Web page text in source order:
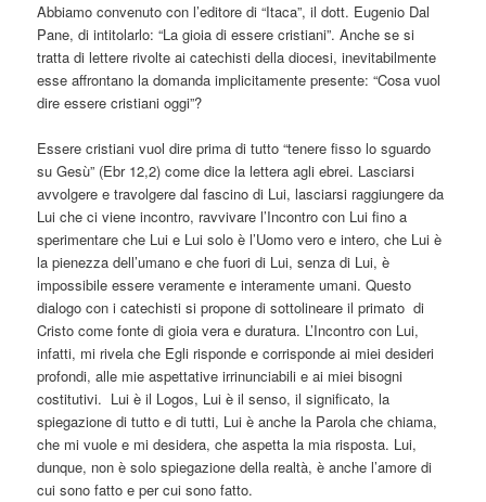
Abbiamo convenuto con l’editore di “Itaca”, il dott. Eugenio Dal
Pane, di intitolarlo: “La gioia di essere cristiani”. Anche se si
tratta di lettere rivolte ai catechisti della diocesi, inevitabilmente
esse affrontano la domanda implicitamente presente: “Cosa vuol
dire essere cristiani oggi”?
Essere cristiani vuol dire prima di tutto “tenere fisso lo sguardo
su Gesù” (Ebr 12,2) come dice la lettera agli ebrei. Lasciarsi
avvolgere e travolgere dal fascino di Lui, lasciarsi raggiungere da
Lui che ci viene incontro, ravvivare l’Incontro con Lui fino a
sperimentare che Lui e Lui solo è l’Uomo vero e intero, che Lui è
la pienezza dell’umano e che fuori di Lui, senza di Lui, è
impossibile essere veramente e interamente umani. Questo
dialogo con i catechisti si propone di sottolineare il primato di
Cristo come fonte di gioia vera e duratura. L’Incontro con Lui,
infatti, mi rivela che Egli risponde e corrisponde ai miei desideri
profondi, alle mie aspettative irrinunciabili e ai miei bisogni
costitutivi. Lui è il Logos, Lui è il senso, il significato, la
spiegazione di tutto e di tutti, Lui è anche la Parola che chiama,
che mi vuole e mi desidera, che aspetta la mia risposta. Lui,
dunque, non è solo spiegazione della realtà, è anche l’amore di
cui sono fatto e per cui sono fatto.